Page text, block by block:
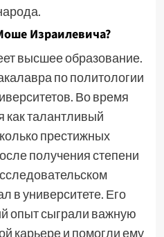
Израилевича?
высшее образование.
по политологии
Во время
как талантливый
престижных
получения степени
в университете. Его
опыт сыграли важную
карьере и помогли ему